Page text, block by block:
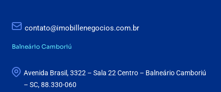
contato@imobillenegocios.com.br
Balneário Camboriú
Avenida Brasil, 3322 – Sala 22 Centro – Balneário Camboriú
– SC, 88.330-060